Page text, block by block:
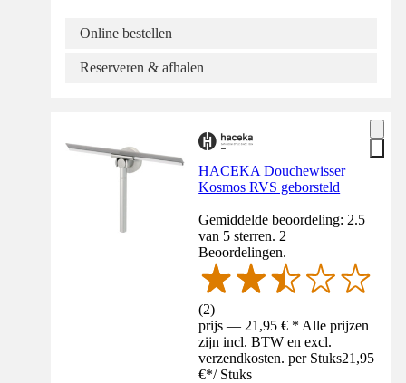
Online bestellen
Reserveren & afhalen
HACEKA Douchewisser
Kosmos RVS geborsteld
Gemiddelde beoordeling: 2.5
van 5 sterren. 2
Beoordelingen.
(2)
prijs — 21,95 € * Alle prijzen
zijn incl. BTW en excl.
verzendkosten. per Stuks21,95
€*/ Stuks